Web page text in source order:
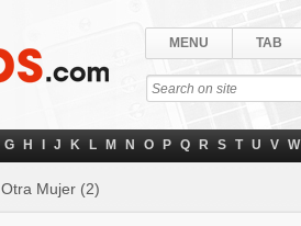
MENU TAB
G H J K L M N O P Q R S T U V W
Otra Mujer (2)